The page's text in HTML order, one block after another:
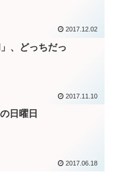
2017.12.02
」、どっちだっ
2017.11.10
日曜日
2017.06.18